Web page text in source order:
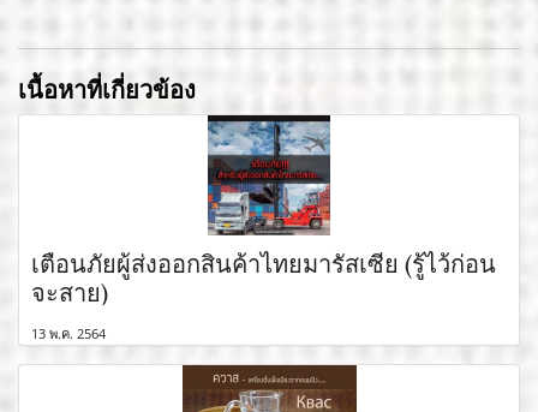
เนื้อหาที่เกี่ยวข้อง
เตือนภัยผู้ส่งออกสินค้าไทยมารัสเซีย (รู้ไว้ก่อน
จะสาย)
13 พ.ค. 2564